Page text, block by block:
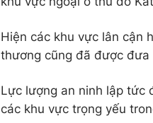
Hiện các khu vực lân cận
thương cũng đã được đưa
Lực lượng an ninh lập tức
các khu vực trọng yếu